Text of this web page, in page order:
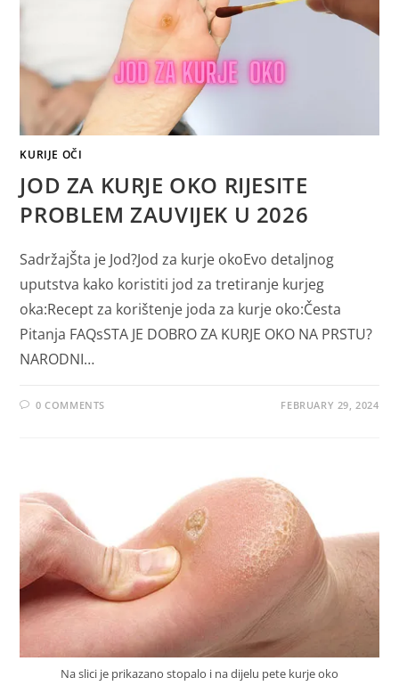
KURIJE OČI
JOD ZA KURJE OKO RIJESITE
PROBLEM ZAUVIJEK U 2026
SadržajŠta je Jod?Jod za kurje okoEvo detaljnog
uputstva kako koristiti jod za tretiranje kurjeg
oka:Recept za korištenje joda za kurje oko:Česta
Pitanja FAQsSTA JE DOBRO ZA KURJE OKO NA PRSTU?
NARODNI…
0 COMMENTS FEBRUARY 29, 2024
Na slici je prikazano stopalo i na dijelu pete kurje oko